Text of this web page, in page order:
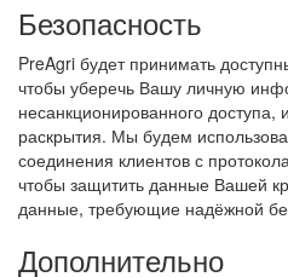
Безопасность
PreAgri будет принимать
чтобы уберечь Вашу личную
несанкционированного доступа,
раскрытия. Мы будем
соединения клиентов с
чтобы защитить данные Вашей
данные, требующие надёжной
Дополнительно